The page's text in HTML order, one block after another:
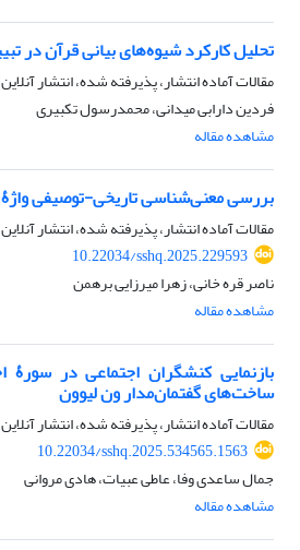
تحلیل کارکرد شیوه‌های بیانی قرآن در
مقالات آماده انتشار، پذیرفته شده، انتشار
فردین دارابی میدانی، محمدرسول تکبیری
مشاهده مقاله
بررسی معنی‌شناسی تاریخی-توصیفی
مقالات آماده انتشار، پذیرفته شده، انتشار
10.22034/sshq.2025.229593
ناصر قره خانی، زهرا میرزایی برهمن
مشاهده مقاله
بازنمایی کنشگران اجتماعی در سورۀ
ساخت‌های گفتمان‌مدار ون لیوون
مقالات آماده انتشار، پذیرفته شده، انتشار
10.22034/sshq.2025.534565.1563
جمال ساعدی وفا، عاطی عبیات، هادی مروانی
مشاهده مقاله